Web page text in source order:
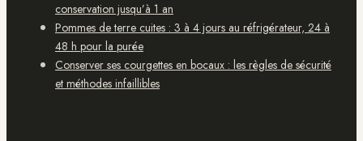
conservation jusqu’à 1 an
Pommes de terre cuites : 3 à 4 jours au réfrigérateur, 24 à
48 h pour la purée
Conserver ses courgettes en bocaux : les règles de sécurité
et méthodes infaillibles